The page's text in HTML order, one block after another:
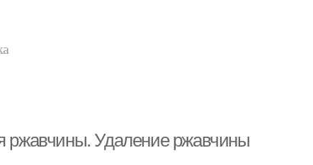
ржавчины. Удаление ржавчины